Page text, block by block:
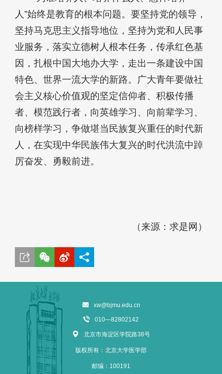
人”始终是教育的根本问题。要坚持党的领导，
坚持马克思主义指导地位，坚持为党和人民事
业服务，落实立德树人根本任务，传承红色基
因，扎根中国大地办大学，走出一条建设中国
特色、世界一流大学的新路。广大青年要做社
会主义核心价值观的坚定信仰者、积极传播
者、模范践行者，向英雄学习、向前辈学习、
向榜样学习，争做堪当民族复兴重任的时代新
人，在实现中华民族伟大复兴的时代洪流中踔
厉奋发、勇毅前进。
（来源：求是网）
xw@bjmu.edu.cn
010—82802142
北京市海淀区学院路38号
版权所有：北京大学医学部
邮编：100191